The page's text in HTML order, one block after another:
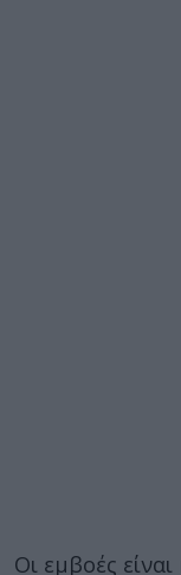
Οι εμβοές